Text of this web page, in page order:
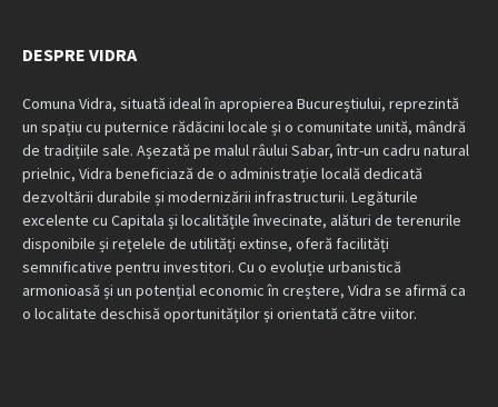
DESPRE VIDRA
Comuna Vidra, situată ideal în apropierea Bucureștiului, reprezintă
un spațiu cu puternice rădăcini locale și o comunitate unită, mândră
de tradițiile sale. Așezată pe malul râului Sabar, într-un cadru natural
prielnic, Vidra beneficiază de o administrație locală dedicată
dezvoltării durabile și modernizării infrastructurii. Legăturile
excelente cu Capitala și localitățile învecinate, alături de terenurile
disponibile și rețelele de utilități extinse, oferă facilități
semnificative pentru investitori. Cu o evoluție urbanistică
armonioasă și un potențial economic în creștere, Vidra se afirmă ca
o localitate deschisă oportunităților și orientată către viitor.